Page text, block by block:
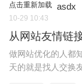
点击重新加载 asdx
10-29 10:43
从网站友情链
做网站优化的人都
天的就是找人交换